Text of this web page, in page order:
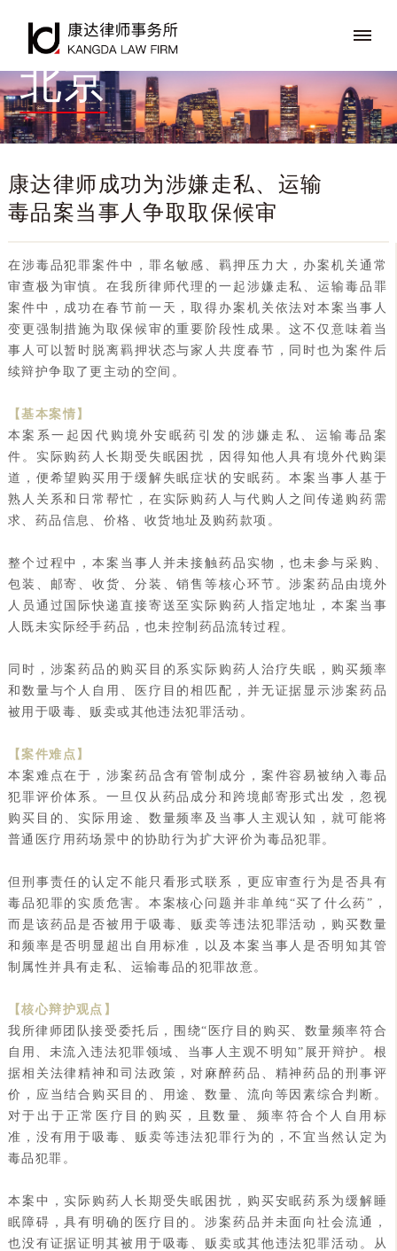
北京
康达律师成功为涉嫌走私、运输
毒品案当事人争取取保候审
在涉毒品犯罪案件中，罪名敏感、羁押压力大，办案机关通常
审查极为审慎。在我所律师代理的一起涉嫌走私、运输毒品罪
案件中，成功在春节前一天，取得办案机关依法对本案当事人
变更强制措施为取保候审的重要阶段性成果。这不仅意味着当
事人可以暂时脱离羁押状态与家人共度春节，同时也为案件后
续辩护争取了更主动的空间。
【基本案情】
本案系一起因代购境外安眠药引发的涉嫌走私、运输毒品案
件。实际购药人长期受失眠困扰，因得知他人具有境外代购渠
道，便希望购买用于缓解失眠症状的安眠药。本案当事人基于
熟人关系和日常帮忙，在实际购药人与代购人之间传递购药需
求、药品信息、价格、收货地址及购药款项。
整个过程中，本案当事人并未接触药品实物，也未参与采购、
包装、邮寄、收货、分装、销售等核心环节。涉案药品由境外
人员通过国际快递直接寄送至实际购药人指定地址，本案当事
人既未实际经手药品，也未控制药品流转过程。
同时，涉案药品的购买目的系实际购药人治疗失眠，购买频率
和数量与个人自用、医疗目的相匹配，并无证据显示涉案药品
被用于吸毒、贩卖或其他违法犯罪活动。
【案件难点】
本案难点在于，涉案药品含有管制成分，案件容易被纳入毒品
犯罪评价体系。一旦仅从药品成分和跨境邮寄形式出发，忽视
购买目的、实际用途、数量频率及当事人主观认知，就可能将
普通医疗用药场景中的协助行为扩大评价为毒品犯罪。
但刑事责任的认定不能只看形式联系，更应审查行为是否具有
毒品犯罪的实质危害。本案核心问题并非单纯“买了什么药”，
而是该药品是否被用于吸毒、贩卖等违法犯罪活动，购买数量
和频率是否明显超出自用标准，以及本案当事人是否明知其管
制属性并具有走私、运输毒品的犯罪故意。
【核心辩护观点】
我所律师团队接受委托后，围绕“医疗目的购买、数量频率符合
自用、未流入违法犯罪领域、当事人主观不明知”展开辩护。根
据相关法律精神和司法政策，对麻醉药品、精神药品的刑事评
价，应当结合购买目的、用途、数量、流向等因素综合判断。
对于出于正常医疗目的购买，且数量、频率符合个人自用标
准，没有用于吸毒、贩卖等违法犯罪行为的，不宜当然认定为
毒品犯罪。
本案中，实际购药人长期受失眠困扰，购买安眠药系为缓解睡
眠障碍，具有明确的医疗目的。涉案药品并未面向社会流通，
也没有证据证明其被用于吸毒、贩卖或其他违法犯罪活动。从